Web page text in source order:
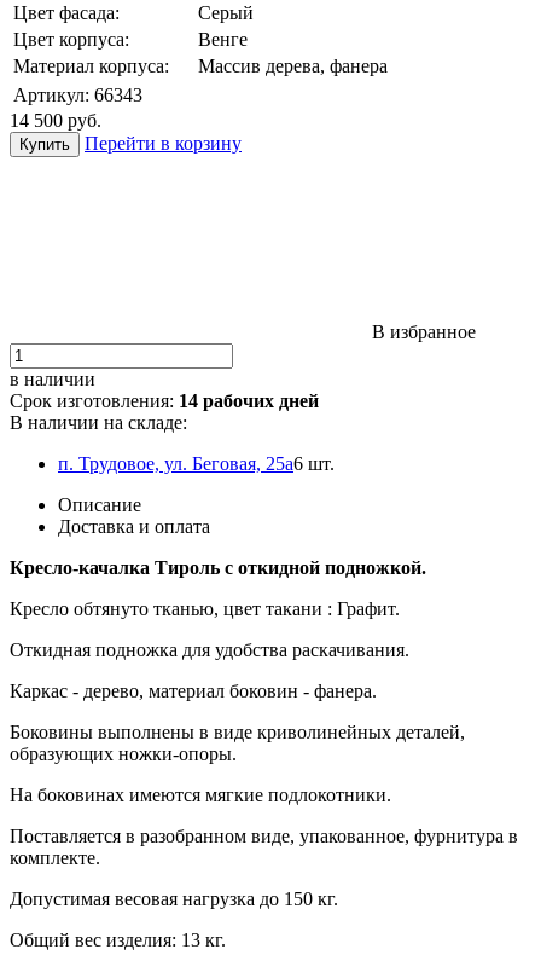
Цвет фасада:
Серый
Цвет корпуса:
Венге
Материал корпуса:
Массив дерева, фанера
Артикул: 66343
14 500 руб.
Перейти в корзину
В избранное
в наличии
Срок изготовления: 14 рабочих дней
В наличии на складе:
п. Трудовое, ул. Беговая, 25а6 шт.
Описание
Доставка и оплата
Кресло-качалка Тироль с откидной подножкой.
Кресло обтянуто тканью, цвет такани : Графит.
Откидная подножка для удобства раскачивания.
Каркас - дерево, материал боковин - фанера.
Боковины выполнены в виде криволинейных деталей,
образующих ножки-опоры.
На боковинах имеются мягкие подлокотники.
Поставляется в разобранном виде, упакованное, фурнитура в
комплекте.
Допустимая весовая нагрузка до 150 кг.
Общий вес изделия: 13 кг.